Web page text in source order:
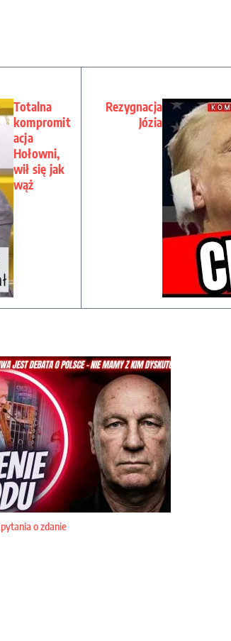
Totalna
kompromit
acja
Hołowni,
wił się jak
wąż
Rezygnacja
Józia
o zdanie